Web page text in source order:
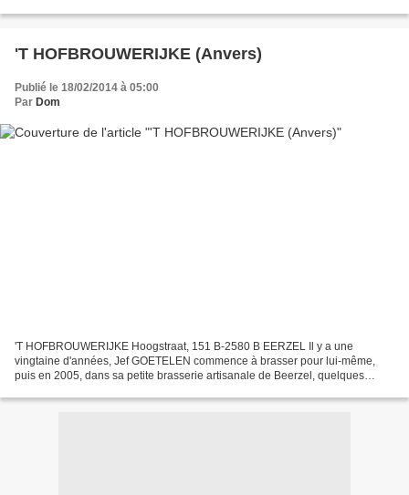
'T HOFBROUWERIJKE (Anvers)
Publié le 18/02/2014 à 05:00
Par Dom
'T HOFBROUWERIJKE Hoogstraat, 151 B-2580 B EERZEL Il y a une
vingtaine d'années, Jef GOETELEN commence à brasser pour lui-même,
puis en 2005, dans sa petite brasserie artisanale de Beerzel, quelques